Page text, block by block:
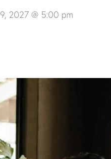
2027 @ 5:00 pm